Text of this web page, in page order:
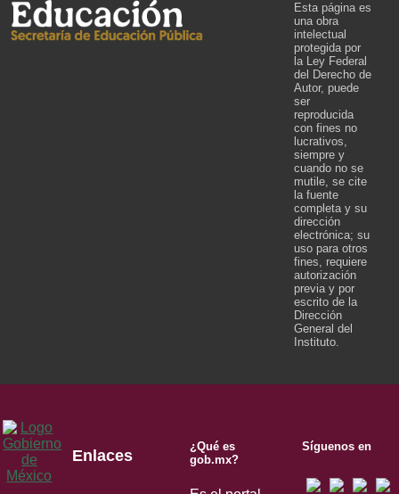
Esta página es
una obra
intelectual
protegida por
la Ley Federal
del Derecho de
Autor, puede
ser
reproducida
con fines no
lucrativos,
siempre y
cuando no se
mutile, se cite
la fuente
completa y su
dirección
electrónica; su
uso para otros
fines, requiere
autorización
previa y por
escrito de la
Dirección
General del
Instituto.
Enlaces
¿Qué es
gob.mx?
Síguenos en